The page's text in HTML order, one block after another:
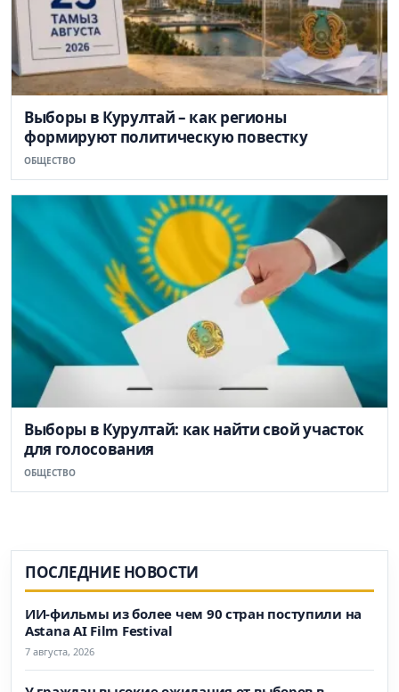
Выборы в Курултай – как регионы
формируют политическую повестку
ОБЩЕСТВО
Выборы в Курултай: как найти свой участок
для голосования
ОБЩЕСТВО
ПОСЛЕДНИЕ НОВОСТИ
ИИ-фильмы из более чем 90 стран поступили на
Astana AI Film Festival
7 августа, 2026